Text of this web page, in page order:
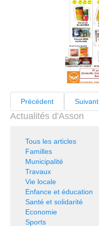
Précédent Suivant
Actualités d'Asson
Tous les articles
Familles
Municipalité
Travaux
Vie locale
Enfance et éducation
Santé et solidarité
Economie
Sports